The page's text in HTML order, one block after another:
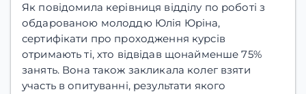
Як повідомила керівниця відділу по роботі з
обдарованою молоддю Юлія Юріна,
сертифікати про проходження курсів
отримають ті, хто відвідав щонайменше 75%
занять. Вона також закликала колег взяти
участь в опитуванні, результати якого